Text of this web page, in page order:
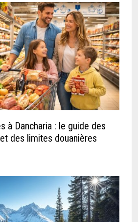
à Dancharia : le guide des
des limites douanières